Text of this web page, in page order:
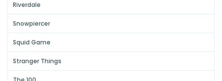
Riverdale
Snowpiercer
Squid Game
Stranger Things